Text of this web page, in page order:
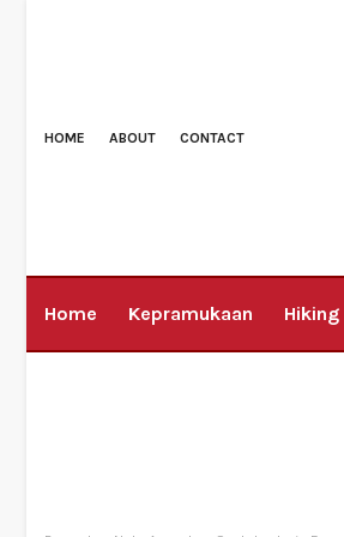
HOME ABOUT CONTACT
Home Kepramukaan Hiking